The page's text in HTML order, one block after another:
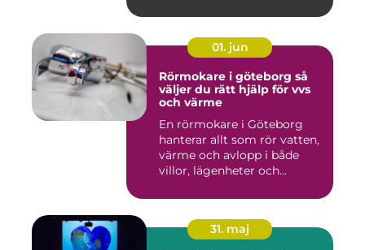
01. jun
Rörmokare i göteborg så
väljer du rätt hjälp för vvs
och värme
En rörmokare i Göteborg
hanterar allt som rör vatten,
värme och avlopp i både
villor, lägenheter och...
31. maj